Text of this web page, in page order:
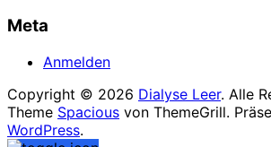
Meta
Anmelden
Copyright © 2026 Dialyse Leer. Alle
Theme Spacious von ThemeGrill.
WordPress.